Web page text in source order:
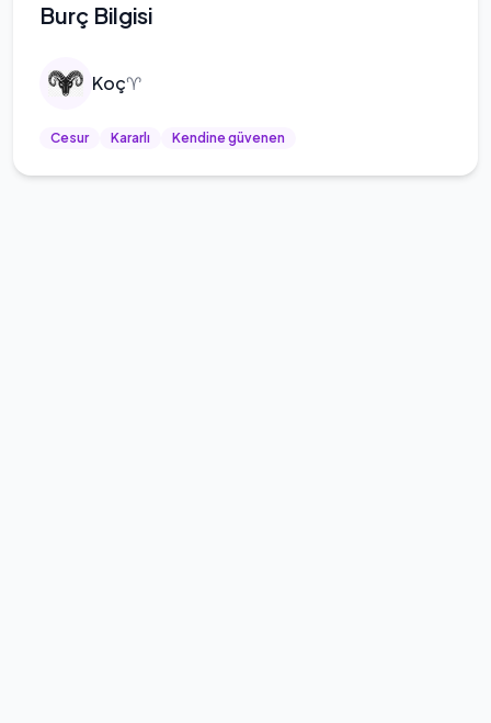
Burç Bilgisi
Koç♈
Cesur Kararlı Kendine güvenen